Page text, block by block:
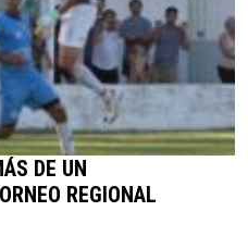
DE UN
REGIONAL